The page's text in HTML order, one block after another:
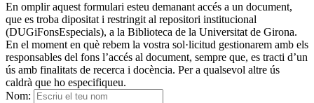
En omplir aquest formulari esteu demanant accés a un document,
que es troba dipositat i restringit al repositori institucional
(DUGiFonsEspecials), a la Biblioteca de la Universitat de Girona.
En el moment en què rebem la vostra sol·licitud gestionarem amb els
responsables del fons l’accés al document, sempre que, es tracti d’un
ús amb finalitats de recerca i docència. Per a qualsevol altre ús
caldrà que ho especifiqueu.
Nom: